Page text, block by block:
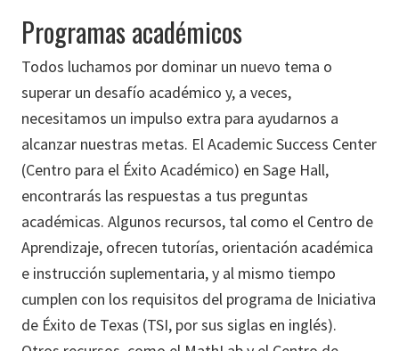
Programas académicos
Todos luchamos por dominar un nuevo tema o
superar un desafío académico y, a veces,
necesitamos un impulso extra para ayudarnos a
alcanzar nuestras metas. El Academic Success Center
(Centro para el Éxito Académico) en Sage Hall,
encontrarás las respuestas a tus preguntas
académicas. Algunos recursos, tal como el Centro de
Aprendizaje, ofrecen tutorías, orientación académica
e instrucción suplementaria, y al mismo tiempo
cumplen con los requisitos del programa de Iniciativa
de Éxito de Texas (TSI, por sus siglas en inglés).